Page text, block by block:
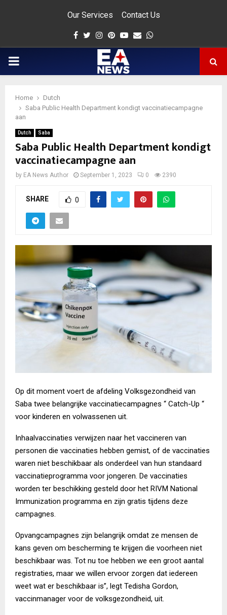
Our Services Contact Us
Facebook
Twitter
Instagram
Pinterest
Youtube
Email
PRIMARY
Home
Dutch
Saba Public Health Department kondigt vaccinatiecampagne
aan
Dutch Saba
Saba Public Health Department kondigt
vaccinatiecampagne aan
by EA News Author September 1, 2023 0 2390
SHARE 0
Op dit moment voert de afdeling Volksgezondheid van
Saba twee belangrijke vaccinatiecampagnes “ Catch-Up “
voor kinderen en volwassenen uit.
Inhaalvaccinaties verwijzen naar het vaccineren van
personen die vaccinaties hebben gemist, of de vaccinaties
waren niet beschikbaar als onderdeel van hun standaard
vaccinatieprogramma voor jongeren. De vaccinaties
worden ter beschikking gesteld door het RIVM National
Immunization programma en zijn gratis tijdens deze
campagnes.
Opvangcampagnes zijn belangrijk omdat ze mensen de
kans geven om bescherming te krijgen die voorheen niet
beschikbaar was. Tot nu toe hebben we een groot aantal
registraties, maar we willen ervoor zorgen dat iedereen
weet wat er beschikbaar is”, legt Tedisha Gordon,
vaccinmanager voor de volksgezondheid, uit.